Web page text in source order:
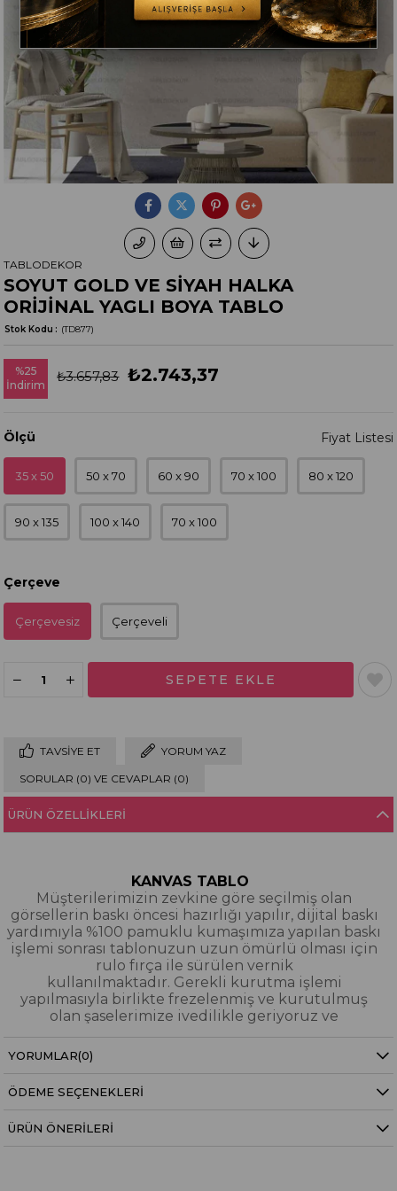
SOYUT GOLD VE SİYAH HALKA
ORİJİNAL YAGLI BOYA TABLO
(TD877)
Stok Kodu
TABLODEKOR
%25
İndirim
₺3.657,83 ₺2.743,37
Ölçü
35 x 50 50 x 70 60 x 90 70 x 100 80 x 120
90 x 135 100 x 140 70 x 100
Çerçeve
Çerçevesiz Çerçeveli
TAVSIYE ET YORUM YAZ
SORULAR (0) VE CEVAPLAR (0)
ÜRÜN ÖZELLIKLERI
KANVAS TABLO
Müşterilerimizin zevkine göre seçilmiş olan
görsellerin baskı öncesi hazırlığı yapılır, dijital baskı
yardımıyla %100 pamuklu kumaşımıza yapılan baskı
işlemi sonrası tablonuzun uzun ömürlü olması için
rulo fırça ile sürülen vernik
kullanılmaktadır. Gerekli kurutma işlemi
yapılmasıyla birlikte frezelenmiş ve kurutulmuş
olan şaselerimize ivedilikle geriyoruz ve
paketleyerek tarafınıza gönderiyoruz.
YAĞLI BOYA & SİM DOKULU TABLO
dijital baskı alınıp hazırlanarak üzerine spatula
eşliğinde boya dokunuşları / sim işlemeleri kısmi
YORUMLAR(0)
ÖDEME SEÇENEKLERI
ÜRÜN ÖNERILERI